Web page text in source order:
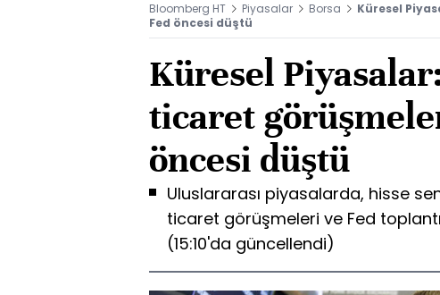
Bloomberg HT Piyasalar Borsa
Küresel
Fed öncesi düştü
Küresel
ticaret
öncesi düştü
Uluslararası piyasalarda, hisse
ticaret görüşmeleri ve Fed
(15:10'da güncellendi)